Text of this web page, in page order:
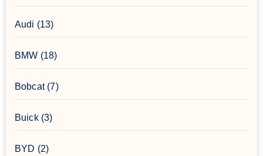
Audi (13)
BMW (18)
Bobcat(7)
Buick(3)
BYD (2)